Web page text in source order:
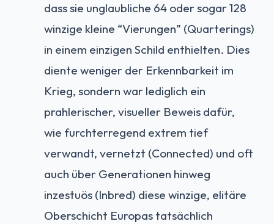
dass sie unglaubliche 64 oder sogar 128
winzige kleine “Vierungen” (Quarterings)
in einem einzigen Schild enthielten. Dies
diente weniger der Erkennbarkeit im
Krieg, sondern war lediglich ein
prahlerischer, visueller Beweis dafür,
wie furchterregend extrem tief
verwandt, vernetzt (Connected) und oft
auch über Generationen hinweg
inzestuös (Inbred) diese winzige, elitäre
Oberschicht Europas tatsächlich